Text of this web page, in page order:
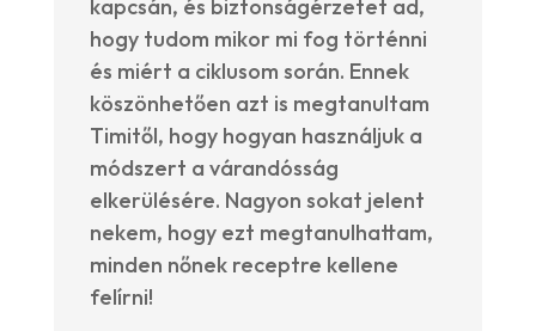
kapcsán, és biztonságérzetet ad,
hogy tudom mikor mi fog történni
és miért a ciklusom során. Ennek
köszönhetően azt is megtanultam
Timitől, hogy hogyan használjuk a
módszert a várandósság
elkerülésére. Nagyon sokat jelent
nekem, hogy ezt megtanulhattam,
minden nőnek receptre kellene
felírni!